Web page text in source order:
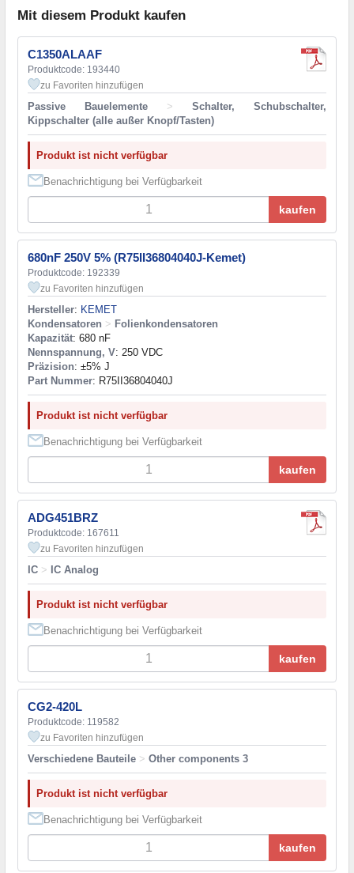
Mit diesem Produkt kaufen
C1350ALAAF
Produktcode: 193440
zu Favoriten hinzufügen
Passive Bauelemente >
Schalter, Schubschalter,
Kippschalter (alle außer Knopf/Tasten)
Produkt ist nicht verfügbar
Benachrichtigung bei Verfügbarkeit
kaufen
680nF 250V 5% (R75II36804040J-Kemet)
Produktcode: 192339
zu Favoriten hinzufügen
Hersteller: KEMET
Kondensatoren > Folienkondensatoren
Kapazität: 680 nF
Nennspannung, V: 250 VDC
Präzision: ±5% J
Part Nummer: R75II36804040J
Produkt ist nicht verfügbar
Benachrichtigung bei Verfügbarkeit
kaufen
ADG451BRZ
Produktcode: 167611
zu Favoriten hinzufügen
IC > IC Analog
Produkt ist nicht verfügbar
Benachrichtigung bei Verfügbarkeit
kaufen
CG2-420L
Produktcode: 119582
zu Favoriten hinzufügen
Verschiedene Bauteile > Other components 3
Produkt ist nicht verfügbar
Benachrichtigung bei Verfügbarkeit
kaufen